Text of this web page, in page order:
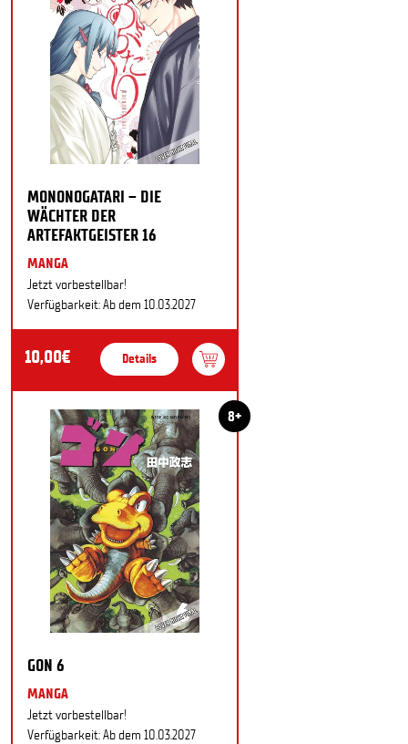
MONONOGATARI – DIE
WÄCHTER DER
ARTEFAKTGEISTER 16
MANGA
Jetzt vorbestellbar!
Verfügbarkeit: Ab dem 10.03.2027
10,00€ Details
8+
GON 6
MANGA
Jetzt vorbestellbar!
Verfügbarkeit: Ab dem 10.03.2027